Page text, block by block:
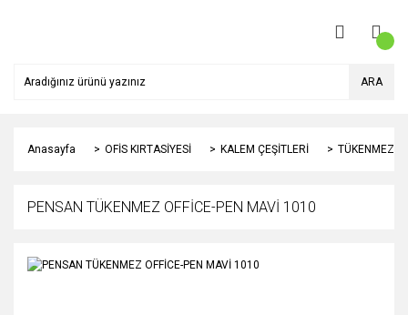
ARA
Anasayfa OFİS KIRTASİYESİ KALEM ÇEŞİTLERİ TÜKENMEZ
PENSAN TÜKENMEZ OFFİCE-PEN MAVİ 1010